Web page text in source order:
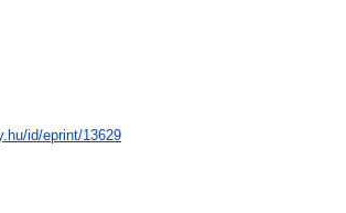
id/eprint/13629